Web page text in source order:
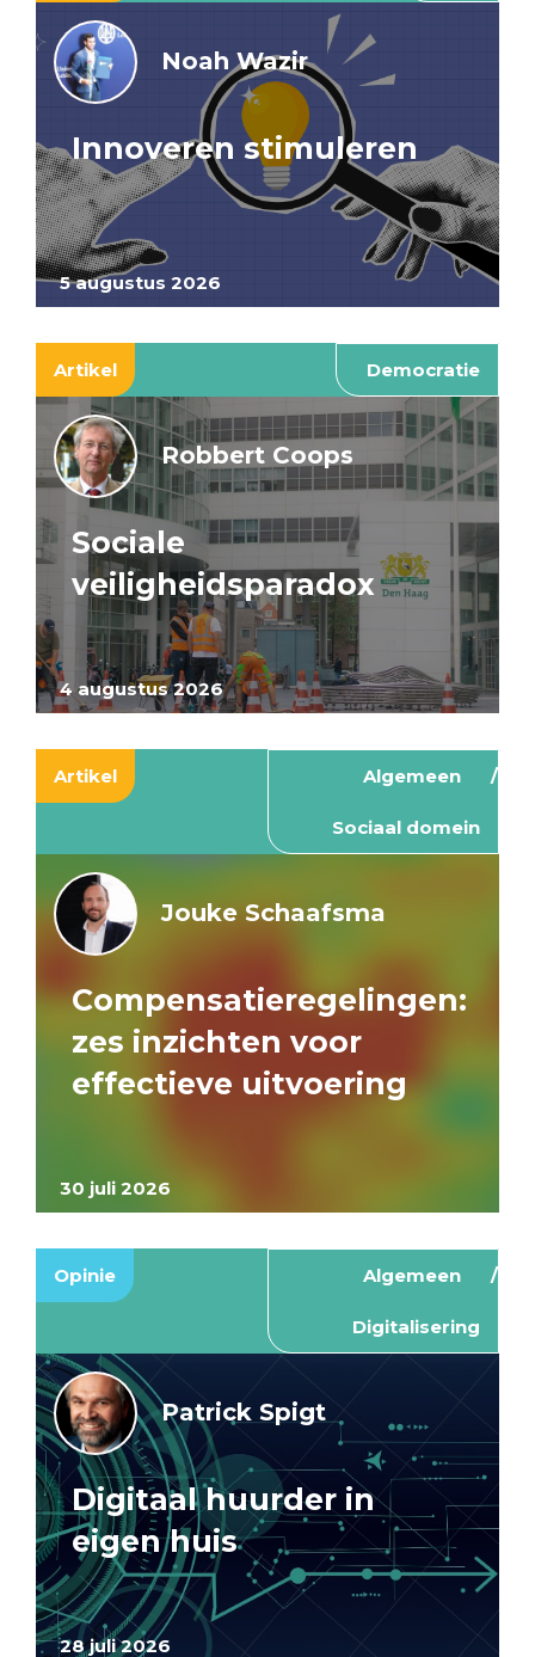
5 augustus 2026
Noah Wazir
Innoveren stimuleren
Artikel Democratie
4 augustus 2026
Robbert Coops
Sociale
veiligheidsparadox
Artikel Algemeen
Sociaal domein
30 juli 2026
Jouke Schaafsma
Compensatieregelingen:
zes inzichten voor
effectieve uitvoering
Opinie Algemeen
Digitalisering
28 juli 2026
Patrick Spigt
Digitaal huurder in
eigen huis